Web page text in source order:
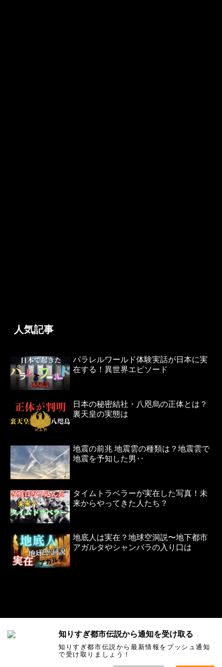
人気記事
パラレルワールド体験実話が日本に実
在する！異世界エピソード
日本の秘密結社・八咫烏の正体とは？
裏天皇の実態は
地震の前兆 地震雲の種類は？地震雲で
地震を予知した男‥
タイムトラベラーが実在した写真！未
来からやってきた人たち？
地底人は実在？地球空洞説〜地下都市
アガルタやシャンバラの入り口は
ホーム
プライバシーポリシー
免責事項
知りすぎ都市伝説から通知を受け取る
知りすぎ都市伝説から最新情報をプッシュ通知
で受け取りましょう！